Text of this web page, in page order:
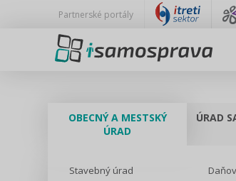
Partnerské portály
OBECNÝ A MESTSKÝ
ÚRAD
ÚRAD
Stavebný úrad